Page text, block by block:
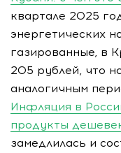
квартале 2025
энергетических
газированные, в
205 рублей, что
аналогичным
Инфляция в
продукты
замедлилась и